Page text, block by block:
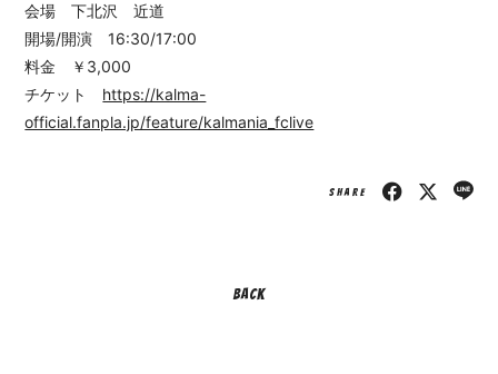
会場 下北沢 近道
開場/開演 16:30/17:00
料金 ￥3,000
チケット https://kalma-
official.fanpla.jp/feature/kalmania_fclive
SHARE
BACK